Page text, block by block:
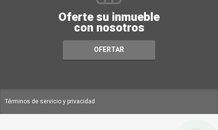
Oferte su inmueble
con nosotros
OFERTAR
Términos de servicio y privacidad